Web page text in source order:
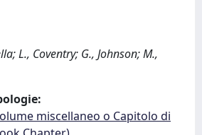
L., Coventry; G., Johnson; M.,
miscellaneo o Capitolo di